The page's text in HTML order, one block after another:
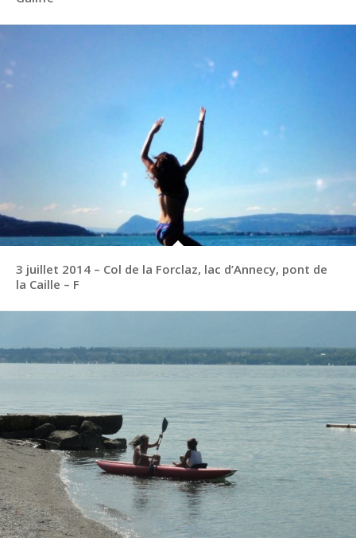
3 juillet 2014 – Col de la Forclaz, lac d’Annecy, pont de
la Caille – F